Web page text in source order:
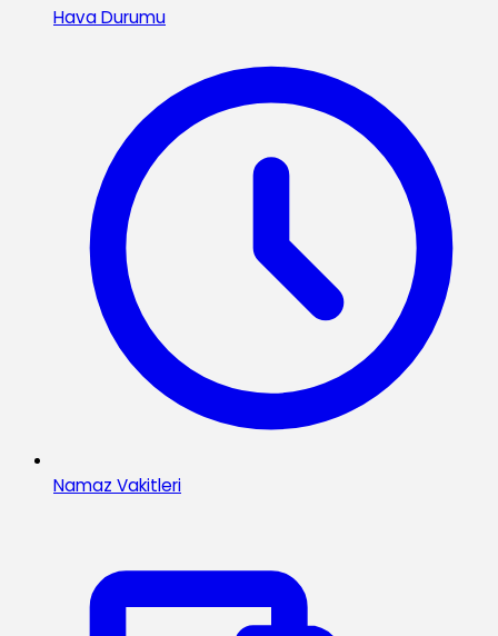
Hava Durumu
Namaz Vakitleri